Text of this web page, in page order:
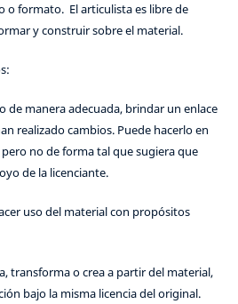
o formato. El articulista es libre de
y construir sobre el material.
de manera adecuada, brindar un enlace
realizado cambios. Puede hacerlo en
no de forma tal que sugiera que
de la licenciante.
uso del material con propósitos
transforma o crea a partir del material,
bajo la misma licencia del original.